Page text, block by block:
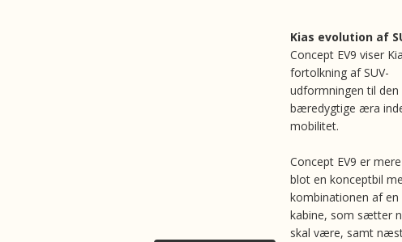
Kias evolution af
Concept EV9 viser
fortolkning af SUV-
udformningen til den
bæredygtige æra
mobilitet.
Concept EV9 er
blot en konceptbil
kombinationen af
kabine, som sætter
skal være, samt